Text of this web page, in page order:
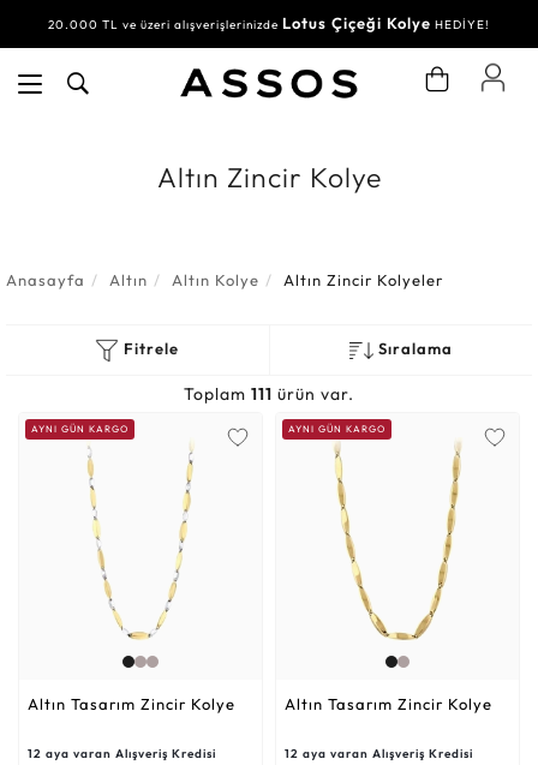
20.000 TL ve üzeri alışverişlerinizde Lotus Çiçeği Kolye HEDİYE!
Altın Zincir Kolye
Anasayfa Altın Altın Kolye Altın Zincir Kolyeler
Fitrele Sıralama
Toplam 111 ürün var.
AYNI GÜN KARGO
Altın Tasarım Zincir Kolye
12 aya varan Alışveriş Kredisi
AYNI GÜN KARGO
Altın Tasarım Zincir Kolye
12 aya varan Alışveriş Kredisi